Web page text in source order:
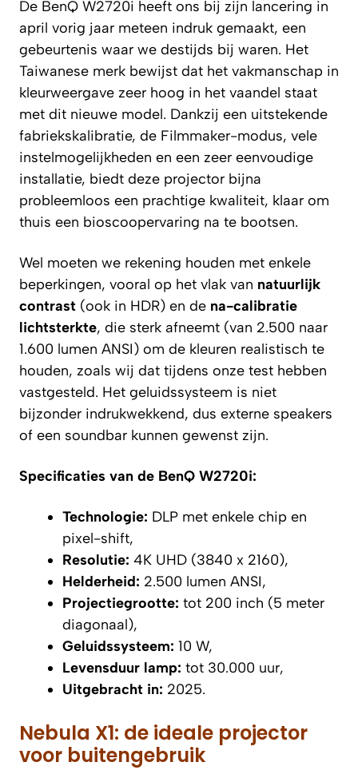
De BenQ W2720i heeft ons bij zijn lancering in
april vorig jaar meteen indruk gemaakt, een
gebeurtenis waar we destijds bij waren. Het
Taiwanese merk bewijst dat het vakmanschap in
kleurweergave zeer hoog in het vaandel staat
met dit nieuwe model. Dankzij een uitstekende
fabriekskalibratie, de Filmmaker-modus, vele
instelmogelijkheden en een zeer eenvoudige
installatie, biedt deze projector bijna
probleemloos een prachtige kwaliteit, klaar om
thuis een bioscoopervaring na te bootsen.
Wel moeten we rekening houden met enkele
beperkingen, vooral op het vlak van natuurlijk
contrast (ook in HDR) en de na-calibratie
lichtsterkte, die sterk afneemt (van 2.500 naar
1.600 lumen ANSI) om de kleuren realistisch te
houden, zoals wij dat tijdens onze test hebben
vastgesteld. Het geluidssysteem is niet
bijzonder indrukwekkend, dus externe speakers
of een soundbar kunnen gewenst zijn.
Specificaties van de BenQ W2720i:
Technologie: DLP met enkele chip en
pixel-shift,
Resolutie: 4K UHD (3840 x 2160),
Helderheid: 2.500 lumen ANSI,
Projectiegrootte: tot 200 inch (5 meter
diagonaal),
Geluidssysteem: 10 W,
Levensduur lamp: tot 30.000 uur,
Uitgebracht in: 2025.
Nebula X1: de ideale projector
voor buitengebruik